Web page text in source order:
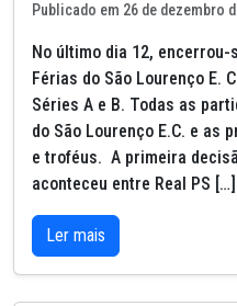
Publicado em 26 de dezembro
No último dia 12, encerrou-
Férias do São Lourenço E.
Séries A e B. Todas as
do São Lourenço E.C. e as
e troféus. A primeira
aconteceu entre Real PS […]
Ler mais